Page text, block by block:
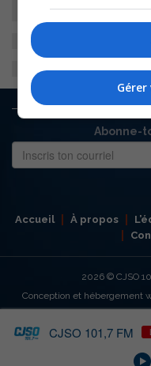
Abonne-
Accueil À propos
2026 © CJSO
Conception et hébergement
CJSO 101,7 FM